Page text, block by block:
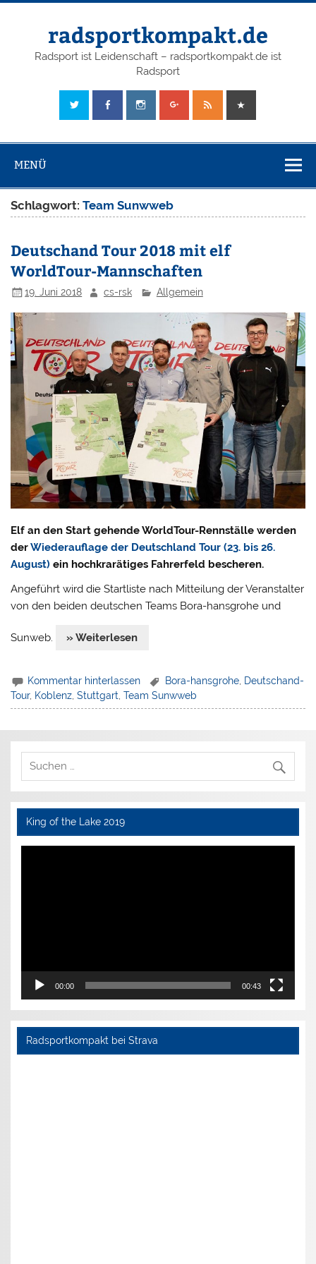
radsportkompakt.de
Radsport ist Leidenschaft – radsportkompakt.de ist
Radsport
MENÜ
Schlagwort:Team Sunwweb
Deutschand Tour 2018 mit elf
WorldTour-Mannschaften
19. Juni 2018 cs-rsk Allgemein
Elf an den Start gehende WorldTour-Rennställe werden
derWiederauflage der Deutschland Tour (23. bis 26.
August) ein hochkrarätiges Fahrerfeld bescheren.
Angeführt wird die Startliste nach Mitteilung der Veranstalter
von den beiden deutschen Teams Bora-hansgrohe und
Sunweb. » Weiterlesen
Kommentar hinterlassen Bora-hansgrohe Deutschand-
Tour, Koblenz,Stuttgart,Team Sunwweb
King of the Lake 2019
Video-
00:00 00:43
Radsportkompakt bei Strava